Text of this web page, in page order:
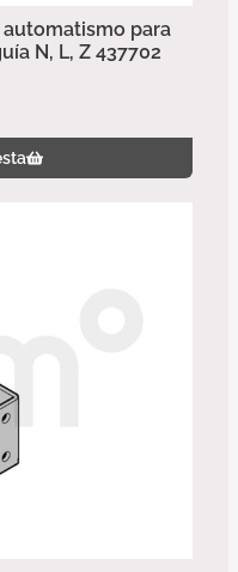
automatismo para
N, L, Z 437702